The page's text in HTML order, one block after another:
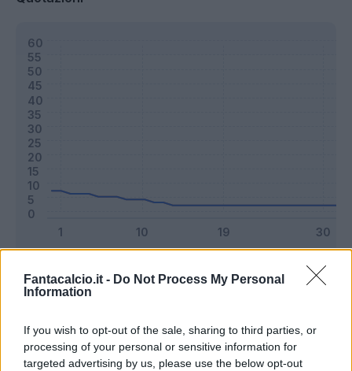
Fantacalcio.it - Do Not Process My Personal
Information
If you wish to opt-out of the sale, sharing to third parties, or
processing of your personal or sensitive information for
targeted advertising by us, please use the below opt-out
Riepilogo stagione
Titolare 2 - 5